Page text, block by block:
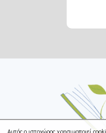
Αυτός ο ιστοχώρος χρησιμοποιεί